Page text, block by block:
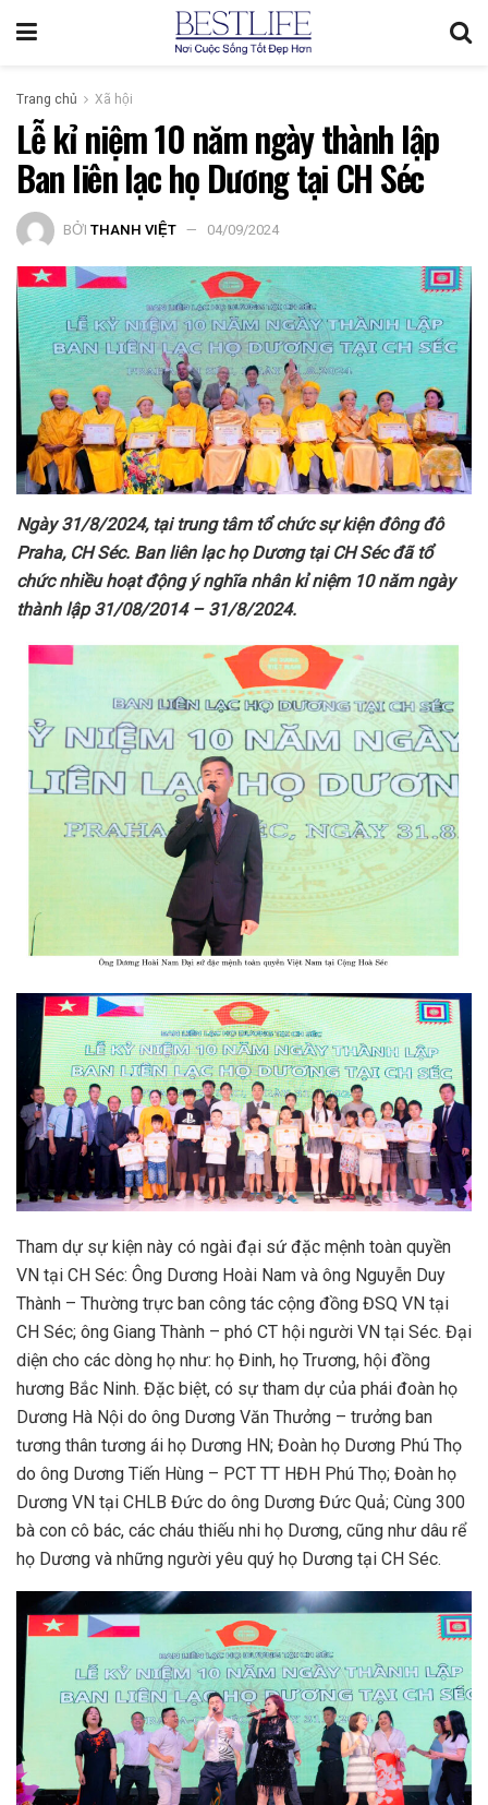
Trang chủ Xã hội
Lễ kỉ niệm 10 năm ngày thành lập
Ban liên lạc họ Dương tại CH Séc
BỞI THANH VIỆT 04/09/2024
Ngày 31/8/2024,tại trung tâm tổ chức sự kiện đông đô
Praha, CH Séc. Ban liên lạc họ Dương tại CH Séc đã tổ
chức nhiều hoạt động ý nghĩa nhânkỉ niệm 10 năm ngày
thành lập 31/08/2014 – 31/8/2024.
Tham dự sự kiện này có ngài đại sứ đặc mệnh toàn quyền
VN tại CH Séc: Ông Dương Hoài Nam và ông Nguyễn Duy
Thành – Thường trực ban công tác cộng đồng ĐSQ VN tại
CH Séc; ông Giang Thành – phó CT hội người VN tại Séc. Đại
diện cho các dòng họ như: họ Đinh, họ Trương, hội đồng
hương Bắc Ninh. Đặc biệt, có sự tham dự của phái đoàn họ
Dương Hà Nội do ông Dương Văn Thưởng – trưởng ban
tương thân tương ái họ Dương HN; Đoàn họ Dương Phú Thọ
do ông Dương Tiến Hùng – PCT TT HĐH Phú Thọ; Đoàn họ
Dương VN tại CHLB Đức do ông Dương Đức Quả; Cùng 300
bà con cô bác, các cháu thiếu nhi họ Dương, cũng như dâu rể
họ Dương và những người yêu quý họ Dương tại CH Séc.